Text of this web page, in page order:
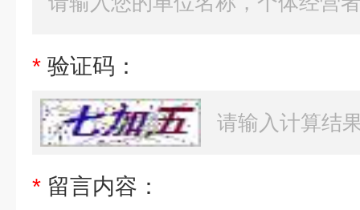
* 验证码：
* 留言内容：